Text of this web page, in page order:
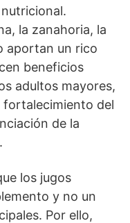
la zanahoria, la
aportan un rico
beneficios
adultos mayores,
fortalecimiento del
de la
los jugos
y no un
Por ello,